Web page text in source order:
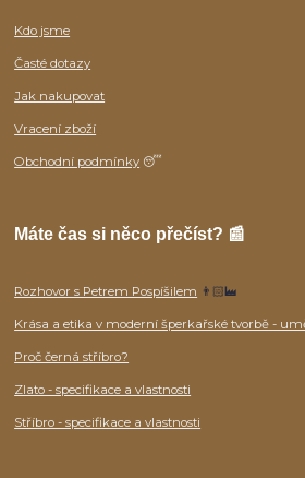
Kdo jsme
Časté dotazy
Jak nakupovat
Vracení zboží
Obchodní podmínky 😴
Máte čas si něco přečíst? 📰
Rozhovor s Petrem Pospíšilem 👨🏻‍🏭
Krása a etika v moderní šperkařské tvorbě -
Proč černá stříbro?
Zlato - specifikace a vlastnosti
Stříbro - specifikace a vlastnosti